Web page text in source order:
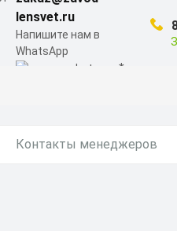
lensvet.ru
Напишите нам в
WhatsApp
Контакты менеджеров